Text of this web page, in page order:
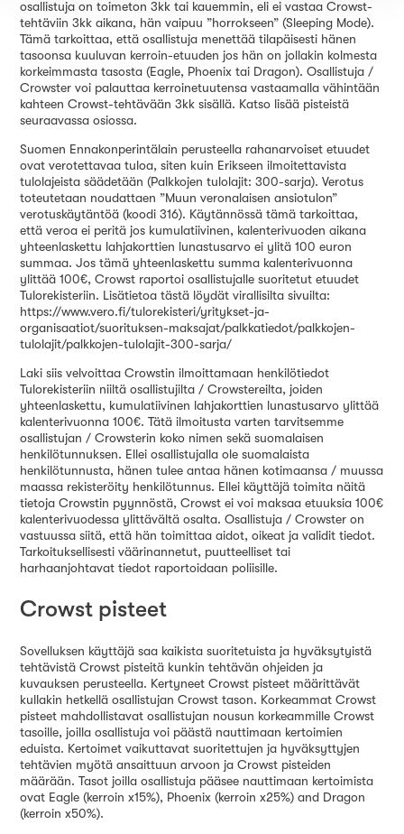
osallistuja on toimeton 3kk tai kauemmin, eli ei vastaa Crowst-
tehtäviin 3kk aikana, hän vaipuu ”horrokseen” (Sleeping Mode).
Tämä tarkoittaa, että osallistuja menettää tilapäisesti hänen
tasoonsa kuuluvan kerroin-etuuden jos hän on jollakin kolmesta
korkeimmasta tasosta (Eagle, Phoenix tai Dragon). Osallistuja /
Crowster voi palauttaa kerroinetuutensa vastaamalla vähintään
kahteen Crowst-tehtävään 3kk sisällä. Katso lisää pisteistä
seuraavassa osiossa.
Suomen Ennakonperintälain perusteella rahanarvoiset etuudet
ovat verotettavaa tuloa, siten kuin Erikseen ilmoitettavista
tulolajeista säädetään (Palkkojen tulolajit: 300-sarja). Verotus
toteutetaan noudattaen ”Muun veronalaisen ansiotulon”
verotuskäytäntöä (koodi 316). Käytännössä tämä tarkoittaa,
että veroa ei peritä jos kumulatiivinen, kalenterivuoden aikana
yhteenlaskettu lahjakorttien lunastusarvo ei ylitä 100 euron
summaa. Jos tämä yhteenlaskettu summa kalenterivuonna
ylittää 100€, Crowst raportoi osallistujalle suoritetut etuudet
Tulorekisteriin. Lisätietoa tästä löydät virallisilta sivuilta:
https://www.vero.fi/tulorekisteri/yritykset-ja-
organisaatiot/suorituksen-maksajat/palkkatiedot/palkkojen-
tulolajit/palkkojen-tulolajit-300-sarja/
Laki siis velvoittaa Crowstin ilmoittamaan henkilötiedot
Tulorekisteriin niiltä osallistujilta / Crowstereilta, joiden
yhteenlaskettu, kumulatiivinen lahjakorttien lunastusarvo ylittää
kalenterivuonna 100€. Tätä ilmoitusta varten tarvitsemme
osallistujan / Crowsterin koko nimen sekä suomalaisen
henkilötunnuksen. Ellei osallistujalla ole suomalaista
henkilötunnusta, hänen tulee antaa hänen kotimaansa / muussa
maassa rekisteröity henkilötunnus. Ellei käyttäjä toimita näitä
tietoja Crowstin pyynnöstä, Crowst ei voi maksaa etuuksia 100€
kalenterivuodessa ylittävältä osalta. Osallistuja / Crowster on
vastuussa siitä, että hän toimittaa aidot, oikeat ja validit tiedot.
Tarkoituksellisesti väärinannetut, puutteelliset tai
harhaanjohtavat tiedot raportoidaan poliisille.
Crowst pisteet
Sovelluksen käyttäjä saa kaikista suoritetuista ja hyväksytyistä
tehtävistä Crowst pisteitä kunkin tehtävän ohjeiden ja
kuvauksen perusteella. Kertyneet Crowst pisteet määrittävät
kullakin hetkellä osallistujan Crowst tason. Korkeammat Crowst
pisteet mahdollistavat osallistujan nousun korkeammille Crowst
tasoille, joilla osallistuja voi päästä nauttimaan kertoimien
eduista. Kertoimet vaikuttavat suoritettujen ja hyväksyttyjen
tehtävien myötä ansaittuun arvoon ja Crowst pisteiden
määrään. Tasot joilla osallistuja pääsee nauttimaan kertoimista
ovat Eagle (kerroin x15%), Phoenix (kerroin x25%) and Dragon
(kerroin x50%).